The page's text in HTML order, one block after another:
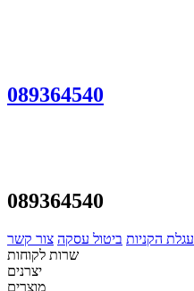
089364540
089364540
עגלת הקניות ביטול עסקה צור קשר
שרות לקוחות
יצרנים
מוצרים